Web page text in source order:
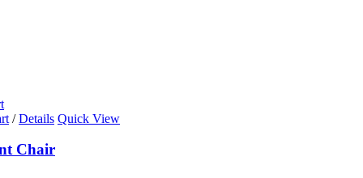
/ Details Quick View
Chair